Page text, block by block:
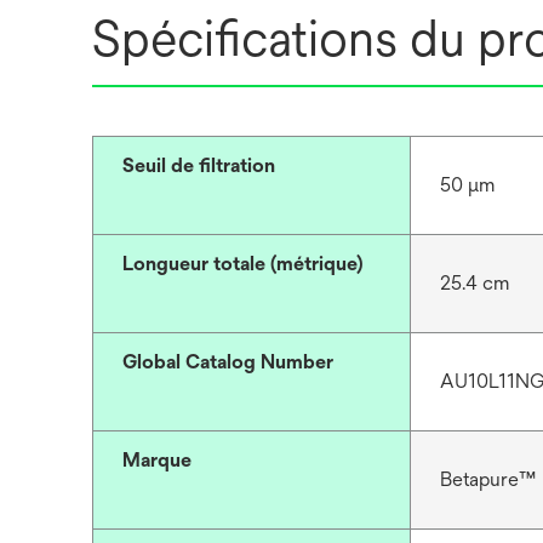
Spécifications du
Seuil de filtration
50 μm
Longueur totale (métrique)
25.4 cm
Global Catalog Number
AU10L11NG
Marque
Betapure™